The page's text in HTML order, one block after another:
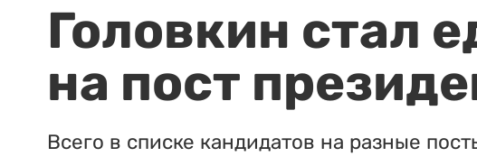
Головкин стал
на пост
Всего в списке кандидатов на разные